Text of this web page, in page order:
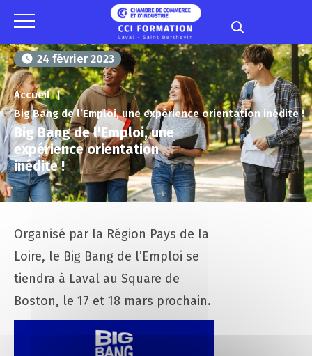
Accueil
Big Bang de l’Emploi, une expérience orientation inédite !
24 février 2023
Big Bang de l'Emploi, une
expérience orientation
inédite !
Organisé par la Région Pays de la
Loire, le Big Bang de l’Emploi se
tiendra à Laval au Square de
Boston, le 17 et 18 mars prochain.
Panneau de gestion des cookies